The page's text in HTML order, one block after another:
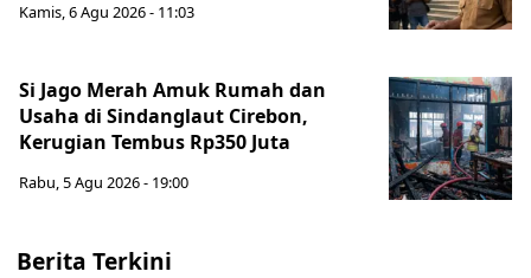
Kamis, 6 Agu 2026 - 11:03
Si Jago Merah Amuk Rumah dan
Usaha di Sindanglaut Cirebon,
Kerugian Tembus Rp350 Juta
Rabu, 5 Agu 2026 - 19:00
Berita Terkini